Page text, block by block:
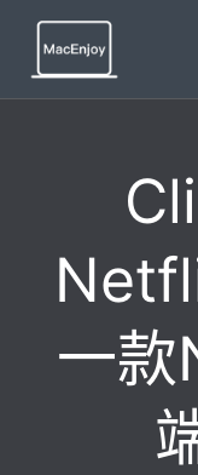
一